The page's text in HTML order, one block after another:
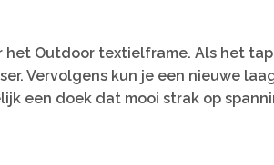
Outdoor textielframe. Als het
Vervolgens kun je een nieuwe
een doek dat mooi strak op